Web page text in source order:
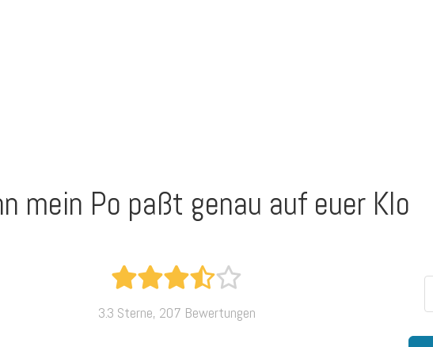
mein Po paßt genau auf euer Klo
3.3 Sterne, 207 Bewertungen